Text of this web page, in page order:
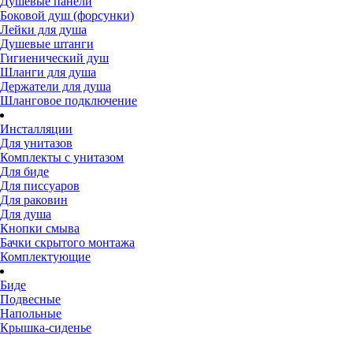
Боковой душ (форсунки)
Лейки для душа
Душевые штанги
Гигиенический душ
Шланги для душа
Держатели для душа
Шланговое подключение
Инсталляции
Для унитазов
Комплекты с унитазом
Для биде
Для писсуаров
Для раковин
Для душа
Кнопки смыва
Бачки скрытого монтажа
Комплектующие
Биде
Подвесные
Напольные
Крышка-сиденье